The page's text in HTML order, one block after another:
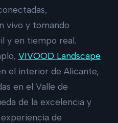
vivo y tomando
y en tiempo real.
VIVOOD Landscape
el interior de Alicante,
en el Valle de
de la excelencia y
de